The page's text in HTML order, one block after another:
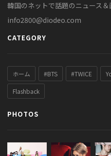
韓国のネットで話題のニュース
info2800@diodeo.com
CATEGORY
ホーム #BTS #TWICE
Flashback
PHOTOS